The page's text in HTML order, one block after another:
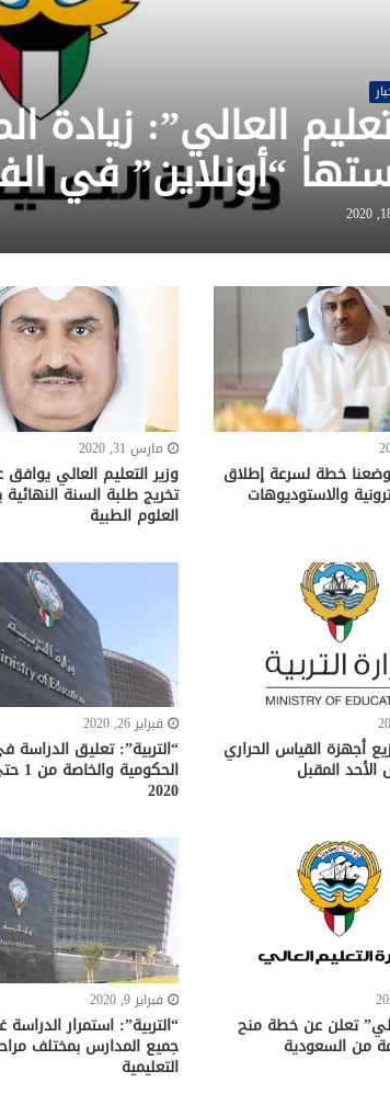
العالي”: زيادة
“أونلاين” في
وضعنا خطة لسرعة إطلاق
والاستوديوهات
مارس 31, 2020
وزير التعليم العالي
تخريج طلبة السنة النهائية
العلوم الطبية
أجهزة القياس الحراري
المقبل
فبراير 26, 2020
“التربية”: تعليق الدراسة
2020
تعلن عن خطة منح
من السعودية
فبراير 9, 2020
“التربية”: استمرار
جميع المدارس بمختلف
التعليمية